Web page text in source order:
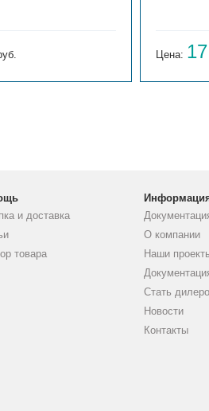
Цена:
и доставка
товара
О компании
Наши
Стать
Новости
Контакты